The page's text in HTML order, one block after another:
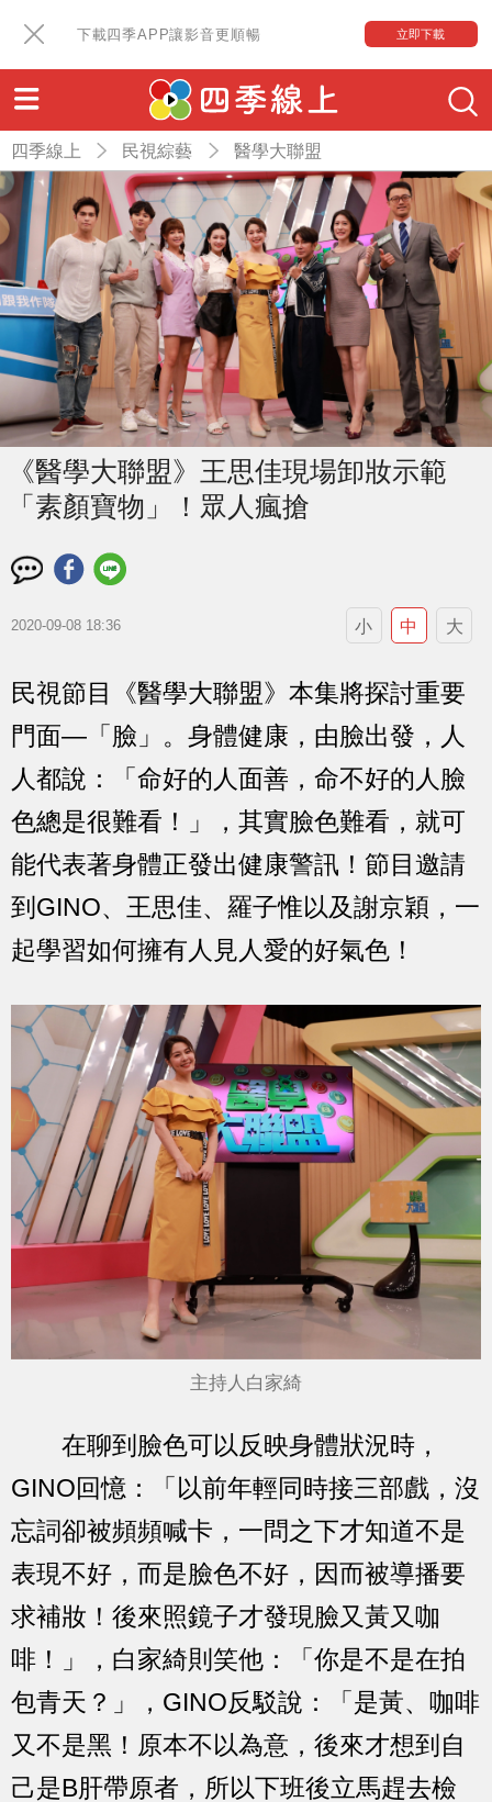
下載四季APP讓影音更順暢 立即下載
四季線上 民視綜藝 醫學大聯盟
《醫學大聯盟》王思佳現場卸妝示範
「素顏寶物」！眾人瘋搶
2020-09-08 18:36 小 中 大
民視節目《醫學大聯盟》本集將探討重要
門面—「臉」。身體健康，由臉出發，人
人都說：「命好的人面善，命不好的人臉
色總是很難看！」，其實臉色難看，就可
能代表著身體正發出健康警訊！節目邀請
到GINO、王思佳、羅子惟以及謝京穎，一
起學習如何擁有人見人愛的好氣色！
主持人白家綺
在聊到臉色可以反映身體狀況時，
GINO回憶：「以前年輕同時接三部戲，沒
忘詞卻被頻頻喊卡，一問之下才知道不是
表現不好，而是臉色不好，因而被導播要
求補妝！後來照鏡子才發現臉又黃又咖
啡！」，白家綺則笑他：「你是不是在拍
包青天？」，GINO反駁說：「是黃、咖啡
又不是黑！原本不以為意，後來才想到自
己是B肝帶原者，所以下班後立馬趕去檢